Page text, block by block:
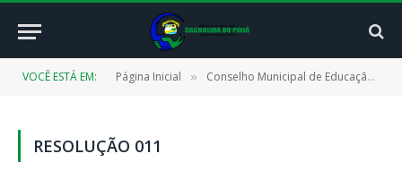
VOCÊ ESTÁ EM: Página Inicial » Conselho Municipal de Educação (CMECAP)
RESOLUÇÃO 011